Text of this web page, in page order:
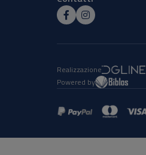
Realizzazione
Powered by